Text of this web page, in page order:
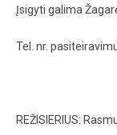
Įsigyti galima
Tel. nr.
REŽISIERIUS: